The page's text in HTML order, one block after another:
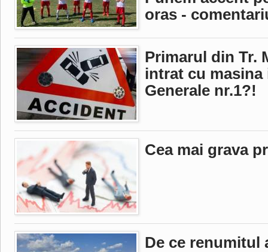
oras -
Primarul din Tr.
intrat cu
Generale nr.1?!
Cea mai grava
De ce renumitul